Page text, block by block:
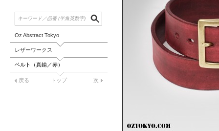
Oz Abstract Tokyo
レザーワークス
ベルト（真鍮／赤）
戻る トップ 次